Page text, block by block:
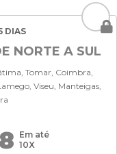
DIAS
NORTE A SUL
Tomar, Coimbra,
Viseu, Manteigas,
Em até
10X